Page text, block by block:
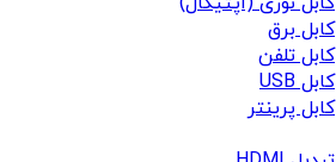
کابل برق
کابل تلفن
کابل USB
کابل پرینتر